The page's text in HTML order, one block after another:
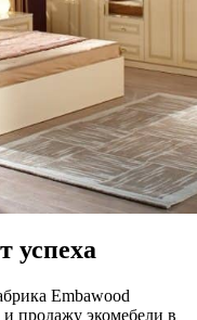
успеха
Embawood
продажу экомебели в